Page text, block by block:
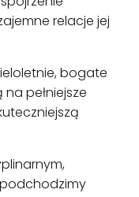
relacje jej
bogate
pełniejsze